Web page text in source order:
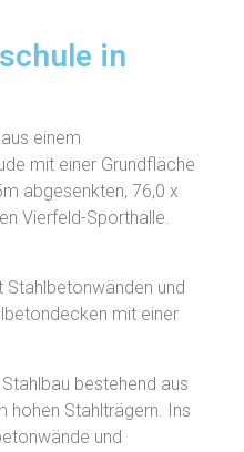
in
einem
mit einer Grundfläche
abgesenkten, 76,0 x
Vierfeld-Sporthalle.
Stahlbetonwänden und
mit einer
bestehend aus
hohen Stahlträgern. Ins
und